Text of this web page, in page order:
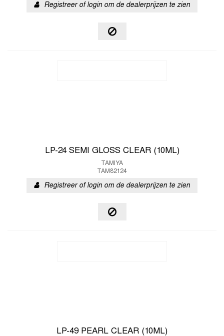
Registreer of login om de dealerprijzen te zien
LP-24 SEMI GLOSS CLEAR (10ML)
TAMIYA
TAM82124
Registreer of login om de dealerprijzen te zien
LP-49 PEARL CLEAR (10ML)